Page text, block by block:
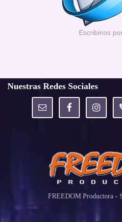
Escribinos
Nuestras Redes Sociales
FREEDOM Productora -